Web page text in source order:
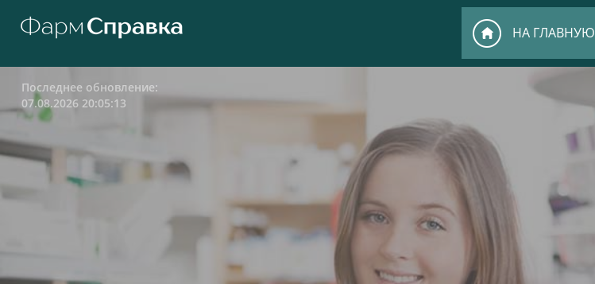
НА ГЛАВНУЮ
Последнее обновление:
07.08.2026 20:05:13